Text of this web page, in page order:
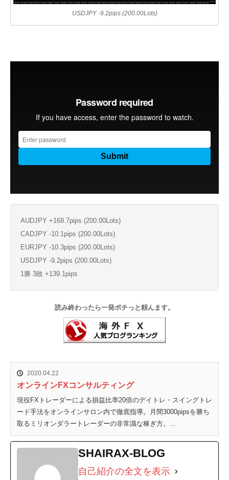
USDJPY -9.2pips (200.00Lots)
AUDJPY +168.7pips (200.00Lots)
CADJPY -10.1pips (200.00Lots)
EURJPY -10.3pips (200.00Lots)
USDJPY -9.2pips (200.00Lots)
1勝 3敗 +139.1pips
読み終わったら一発ポチっと頼んます。
2020.04.22
オンラインFXコンサルティング
現役FXトレーダーによる損益比率20倍のデイトレ・スイングトレ
ード手法をオンラインサロン内で徹底指導。月間3000pipsを勝ち
取るミリオンダラートレーダーの非常識な稼ぎ方。...
SHAIRAX-BLOG
自己紹介の全文を表示